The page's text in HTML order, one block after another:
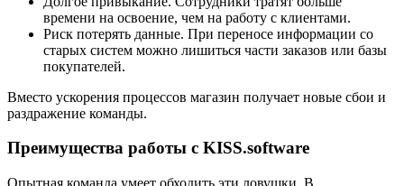
времени на освоение, чем на работу с клиентами.
Риск потерять данные. При переносе информации со
старых систем можно лишиться части заказов или базы
покупателей.
Вместо ускорения процессов магазин получает новые сбои и
раздражение команды.
Преимущества работы с KISS.software